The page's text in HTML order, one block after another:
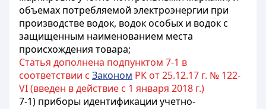
объемах потребляемой электроэнергии при
производстве водок, водок особых и водок с
защищенным наименованием места
происхождения товара;
Статья дополнена подпунктом 7-1 в
соответствии с Законом РК от 25.12.17 г. № 122-
VI (введен в действие с 1 января 2018 г.)
7-1) приборы идентификации учетно-